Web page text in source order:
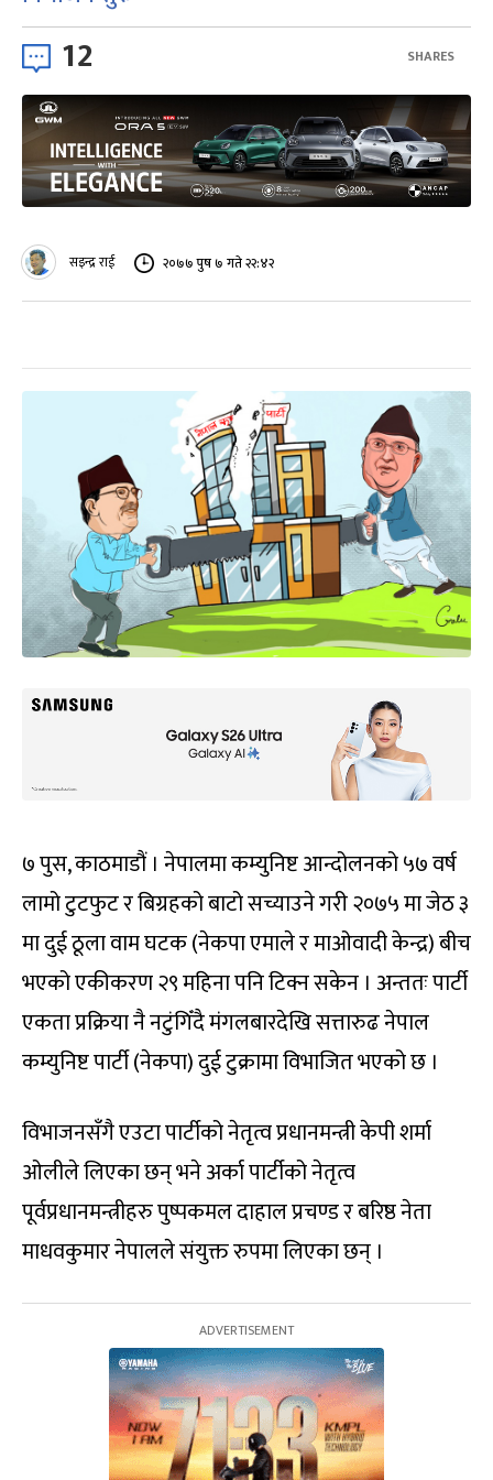
12 SHARES
सइन्द्र राई २०७७ पुष ७ गते २२:४२
७ पुस, काठमाडौं । नेपालमा कम्युनिष्ट आन्दोलनको ५७ वर्ष
लामो टुटफुट र बिग्रहको बाटो सच्याउने गरी २०७५ मा जेठ ३
मा दुई ठूला वाम घटक (नेकपा एमाले र माओवादी केन्द्र) बीच
भएको एकीकरण २९ महिना पनि टिक्न सकेन । अन्ततः पार्टी
एकता प्रक्रिया नै नटुंगिँदै मंगलबारदेखि सत्तारुढ नेपाल
कम्युनिष्ट पार्टी (नेकपा) दुई टुक्रामा विभाजित भएको छ ।
विभाजनसँगै एउटा पार्टीको नेतृत्व प्रधानमन्त्री केपी शर्मा
ओलीले लिएका छन् भने अर्का पार्टीको नेतृत्व
पूर्वप्रधानमन्त्रीहरु पुष्पकमल दाहाल प्रचण्ड र बरिष्ठ नेता
माधवकुमार नेपालले संयुक्त रुपमा लिएका छन् ।